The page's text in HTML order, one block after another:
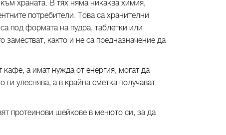
храната. В тях няма никаква химия,
потребители. Това са хранителни
под формата на пудра, таблетки или
заместват, както и не са предназначение да
а имат нужда от енергия, могат да
улеснява, а в крайна сметка получават
протеинови шейкове в менюто си, за да